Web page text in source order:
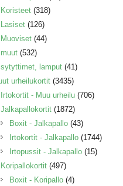
Koristeet (318)
Lasiset (126)
Muoviset (44)
muut (532)
sytyttimet, lamput (41)
urheilukortit (3435)
Irtokortit - Muu urheilu (706)
Jalkapallokortit (1872)
Boxit - Jalkapallo (43)
Irtokortit - Jalkapallo (1744)
Irtopussit - Jalkapallo (15)
Koripallokortit (497)
Boxit - Koripallo (4)